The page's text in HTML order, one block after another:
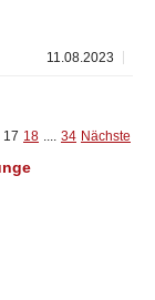
11.08.2023
17 18 .... 34 Nächste